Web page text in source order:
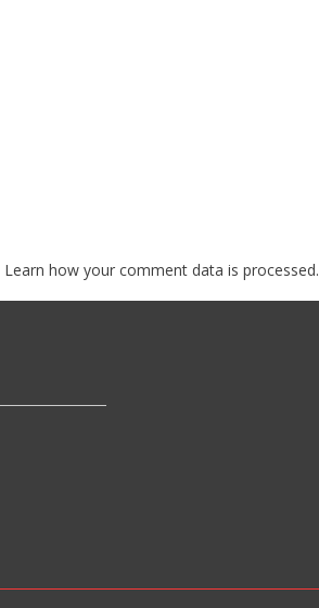
Learn how your comment data is processed.